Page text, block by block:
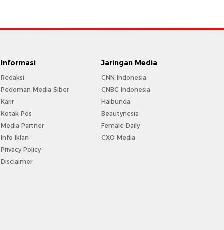
Informasi
Redaksi
Pedoman Media Siber
Karir
Kotak Pos
Media Partner
Info Iklan
Privacy Policy
Disclaimer
Jaringan Media
CNN Indonesia
CNBC Indonesia
Haibunda
Beautynesia
Female Daily
CXO Media